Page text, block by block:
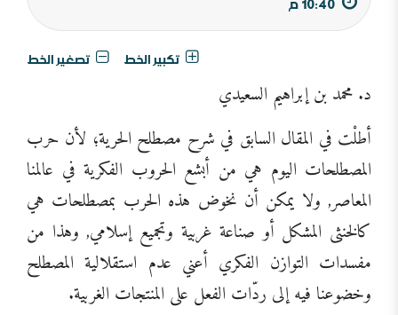
تكبير الخط تصغير الخط
د. محمد بن إبراهيم السعيدي
أطلْت في المقال السابق في شرح مصطلح الحرية؛ لأن حرب
المصطلحات اليوم هي من أبشع الحروب الفكرية في عالمنا
المعاصر, ولا يمكن أن نخوض هذه الحرب بمصطلحات هي
كالخنثى المشكل أو صناعة غربية وتجميع إسلامي, وهذا من
مفسدات التوازن الفكري أعني عدم استقلالية المصطلح
وخضوعنا فيه إلى ردّات الفعل على المنتجات الغربية.